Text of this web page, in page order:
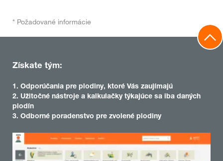
* Požadované informácie
Získate tým:
1. Odporúčania pre plodiny, ktoré Vás zaujímajú
2. Užitočné nástroje a kalkulačky týkajúce sa iba daných
plodín
3. Odborné poradenstvo pre zvolené plodiny